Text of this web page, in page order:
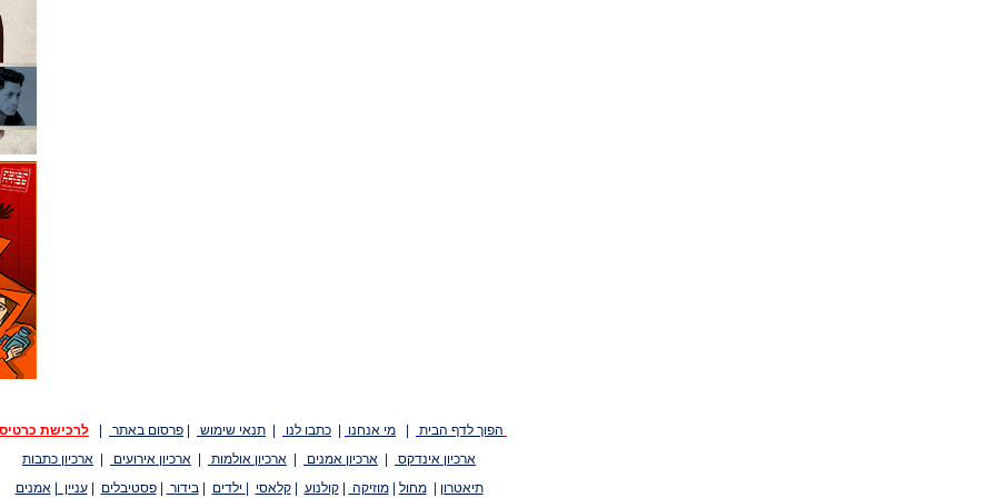
הפוך לדף הבית מי אנחנו כתבו לנו תנאי שימוש פרסום באתר
לרכישת
ארכיון אינדקס
ארכיון אמנים ארכיון אולמות ארכיון אירועים
ארכיון כתבות
תיאטרון
|מחול |מוזיקה |קולנוע |קלאסי ילדים |בידור |פסטיבלים |עניין |אמנים